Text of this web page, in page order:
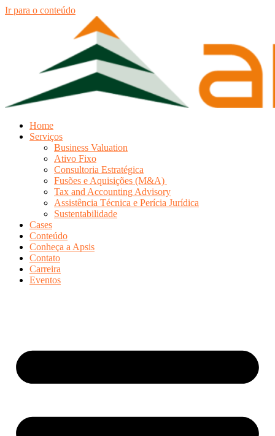
Ir para o conteúdo
Home
Serviços
Business Valuation
Ativo Fixo
Consultoria Estratégica
Fusões e Aquisições (M&A)
Tax and Accounting Advisory
Assistência Técnica e Perícia Jurídica
Sustentabilidade
Cases
Conteúdo
Conheça a Apsis
Contato
Carreira
Eventos